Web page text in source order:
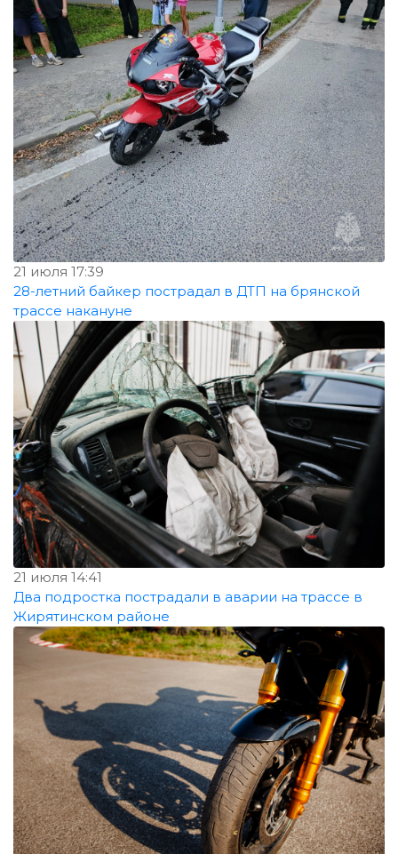
21 июля 17:39
28-летний байкер пострадал в ДТП на брянской
трассе накануне
21 июля 14:41
Два подростка пострадали в аварии на трассе в
Жирятинском районе